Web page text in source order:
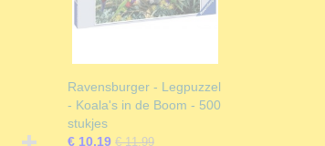
Ravensburger - Legpuzzel
- Koala's in de Boom - 500
stukjes
€ 10,19 € 11,99